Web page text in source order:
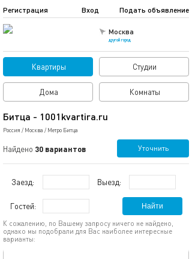
Москва
другой город
Подать объявление
Регистрация Вход
Квартиры Студии
Дома Комнаты
Битца - 1001kvartira.ru
Россия / Москва / Метро Битца
Найдено 30 вариантов Уточнить
Заезд: Выезд:
Гостей: Найти
К сожалению, по Вашему запросу ничего не найдено,
однако мы подобрали для Вас наиболее интересные
варианты: